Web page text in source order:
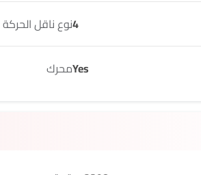
4نوع ناقل الحركة
Yesمحرك